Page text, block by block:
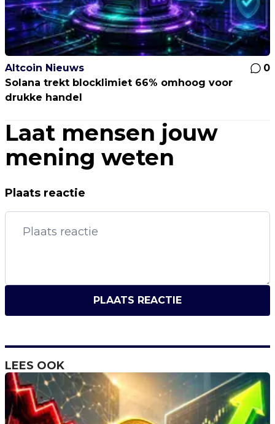
Altcoin Nieuws
0
Solana trekt blocklimiet 66% omhoog voor
drukke handel
Laat mensen jouw
mening weten
Plaats reactie
PLAATS REACTIE
LEES OOK